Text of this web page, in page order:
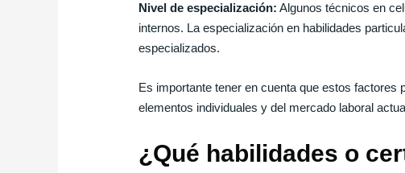
Nivel de especialización: Algunos técnicos en
internos. La especialización en habilidades
especializados.
Es importante tener en cuenta que estos factores
elementos individuales y del mercado laboral
¿Qué habilidades o